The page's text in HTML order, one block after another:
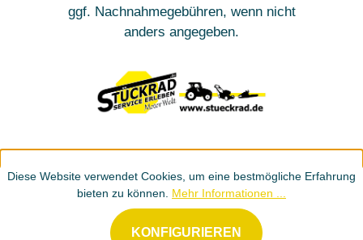
ggf. Nachnahmegebühren, wenn nicht
anders angegeben.
Diese Website verwendet Cookies, um eine bestmögliche Erfahrung
bieten zu können. Mehr Informationen ...
KONFIGURIEREN